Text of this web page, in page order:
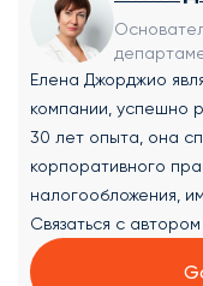
Елена Джорджио
компании, успешно
30 лет опыта, она
корпоративного
налогообложения,
финансового
комплексные
консультации в
Связаться с автором